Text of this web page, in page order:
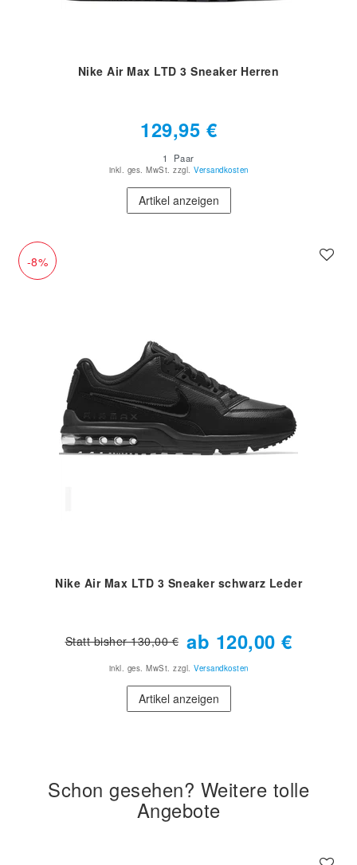
Nike Air Max LTD 3 Sneaker Herren
129,95 €
1 Paar
inkl. ges. MwSt. zzgl. Versandkosten
Artikel anzeigen
-8%
Nike Air Max LTD 3 Sneaker schwarz Leder
Statt bisher 130,00 € ab 120,00 €
inkl. ges. MwSt. zzgl. Versandkosten
Artikel anzeigen
Schon gesehen? Weitere tolle
Angebote